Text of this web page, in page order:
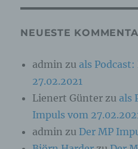
NEUESTE
admin zu als
27.02.2021
Lienert Günter zu als
Impuls vom
admin zu Der MP
personenbezogene
werden.
c) Verarbeitung